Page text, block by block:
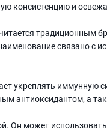
консистенцию и
традиционным
связано с
укреплять иммунную
антиоксидантом, а
Он может